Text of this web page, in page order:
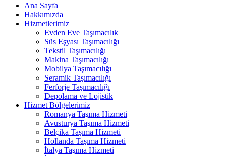
Ana Sayfa
Hakkımızda
Hizmetlerimiz
Evden Eve Taşımacılık
Süs Eşyası Taşımacılığı
Tekstil Taşımacılığı
Makina Taşımacılığı
Mobilya Taşımacılığı
Seramik Taşımacılığı
Ferforje Taşımacılığı
Depolama ve Lojistik
Hizmet Bölgelerimiz
Romanya Taşıma Hizmeti
Avusturya Taşıma Hizmeti
Belçika Taşıma Hizmeti
Hollanda Taşıma Hizmeti
İtalya Taşıma Hizmeti